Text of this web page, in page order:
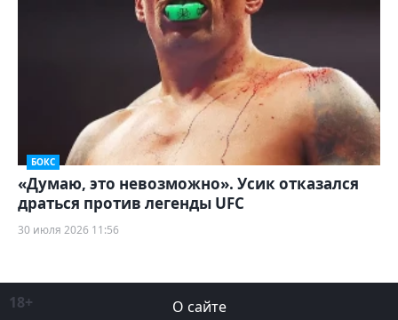
БОКС
«Думаю, это невозможно». Усик отказался
драться против легенды UFC
30 июля 2026 11:56
18+
О сайте